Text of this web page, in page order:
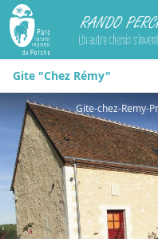
Rando Perche
Gite "Chez Rémy"
Gite-chez-Remy-